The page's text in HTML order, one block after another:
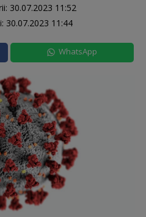
30.07.2023 11:52
30.07.2023 11:44
WhatsApp